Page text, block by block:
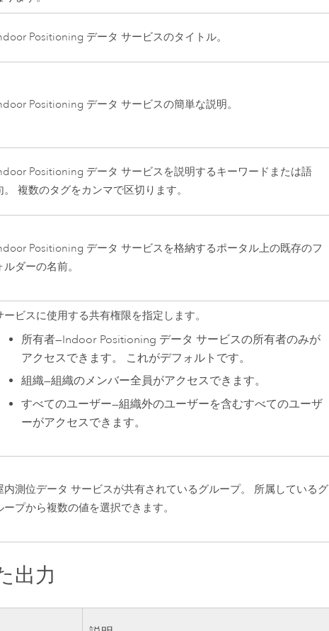
Positioning データ サービスのタイトル。
Positioning データ サービスの簡単な説明。
Positioning データ サービスを説明するキーワードまたは語
。 複数のタグをカンマで区切ります。
Positioning データ サービスを格納するポータル上の既存のフ
ルダーの名前。
ービスに使用する共有権限を指定します。
所有者—Indoor Positioning データ サービスの所有者のみが
アクセスできます。 これがデフォルトです。
組織—組織のメンバー全員がアクセスできます。
すべてのユーザー—組織外のユーザーを含むすべてのユーザ
ーがアクセスできます。
内測位データ サービスが共有されているグループ。 所属しているグ
ープから複数の値を選択できます。
出力